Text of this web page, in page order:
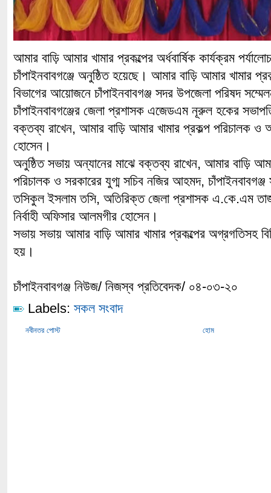
আমার বাড়ি আমার খামার প্রকল্পের অর্ধবার্ষিক কার্যক্রম
চাঁপাইনবাবগঞ্জে অনুষ্ঠিত হয়েছে। আমার বাড়ি আমার খামার
বিভাগের আয়োজনে চাঁপাইনবাবগঞ্জ সদর উপজেলা পরিষদ
চাঁপাইনবাবগঞ্জের জেলা প্রশাসক এজেডএম নূরুল হকের
বক্তব্য রাখেন, আমার বাড়ি আমার খামার প্রকল্প পরিচালক
হোসেন।
অনুষ্ঠিত সভায় অন্যানের মাঝে বক্তব্য রাখেন, আমার বাড়ি
পরিচালক ও সরকারের যুগ্ম সচিব নজির আহমদ, চাঁপাইনবাবগঞ্জ
তসিকুল ইসলাম তসি, অতিরিক্ত জেলা প্রশাসক এ.কে.এম
নির্বাহী অফিসার আলমগীর হোসেন।
সভায় সভায় আমার বাড়ি আমার খামার প্রকল্পের অগ্রগতিসহ
হয়।
চাঁপাইনবাবগঞ্জ নিউজ/ নিজস্ব প্রতিবেদক/ ০৪-০৩-২০
Labels: সকল সংবাদ
নবীনতর পোস্ট হোম